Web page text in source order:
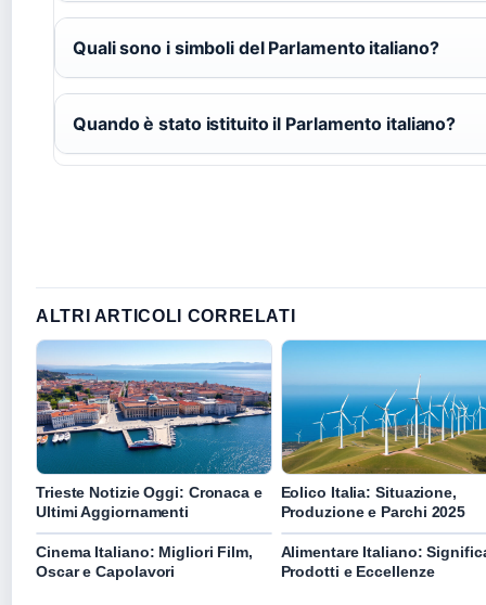
Quali sono i simboli del Parlamento italiano?
Quando è stato istituito il Parlamento italiano?
ALTRI ARTICOLI CORRELATI
Trieste Notizie Oggi: Cronaca e
Ultimi Aggiornamenti
Eolico Italia: Situazione,
Produzione e Parchi 2025
Cinema Italiano: Migliori Film,
Oscar e Capolavori
Alimentare Italiano:
Prodotti e Eccellenze